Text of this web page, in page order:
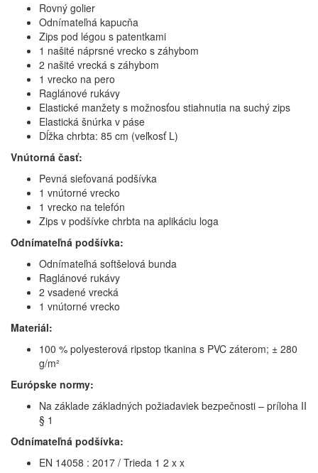
Rovný golier
Odnímateľná kapucňa
Zips pod légou s patentkami
1 našité náprsné vrecko s záhybom
2 našité vrecká s záhybom
1 vrecko na pero
Raglánové rukávy
Elastické manžety s možnosťou stiahnutia na suchý zips
Elastická šnúrka v páse
Dĺžka chrbta: 85 cm (veľkosť L)
Vnútorná časť:
Pevná sieťovaná podšívka
1 vnútorné vrecko
1 vrecko na telefón
Zips v podšívke chrbta na aplikáciu loga
Odnímateľná podšívka:
Odnímateľná softšelová bunda
Raglánové rukávy
2 vsadené vrecká
1 vnútorné vrecko
Materiál:
100 % polyesterová ripstop tkanina s PVC záterom; ± 280
g/m²
Európske normy:
Na základe základných požiadaviek bezpečnosti – príloha II
§ 1
Odnímateľná podšívka:
EN 14058 : 2017 / Trieda 1 2 x x